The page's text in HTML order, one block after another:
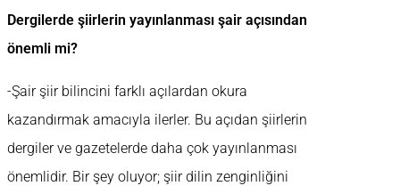
Dergilerde şiirlerin yayınlanması şair açısından
önemli mi?
-Şair şiir bilincini farklı açılardan okura
kazandırmak amacıyla ilerler. Bu açıdan şiirlerin
dergiler ve gazetelerde daha çok yayınlanması
önemlidir. Bir şey oluyor; şiir dilin zenginliğini